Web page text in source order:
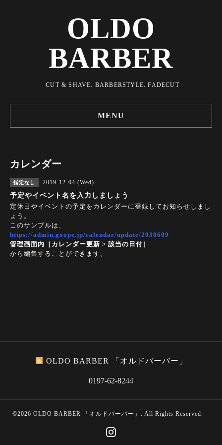
OLDO
BARBER
CUT & SHAVE. BARBERSTYLE. FADECUT
MENU
カレンダー
指定なし 2019-12-04 (Wed)
予定やイベント名を入力しましょう
定休日やイベントの予定をカレンダーに登録してお知らせしまし
ょう。
このサンプルは、
https://admin.goope.jp/calendar/update/2930609
管理画面内［カレンダー更新 > 該当の日付］
から編集することができます。
OLDO BARBER 「オルドバーバー」
0197-62-8244
©2026 OLDO BARBER 「オルドバーバー」 . All Rights Reserved.